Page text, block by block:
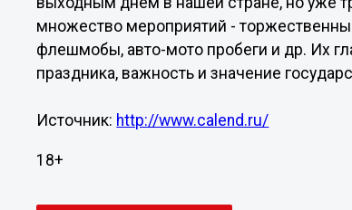
множество мероприятий -
флешмобы, авто-мото пробеги и др. Их
праздника, важность и значение
Источник: http://www.calend.ru/
18+